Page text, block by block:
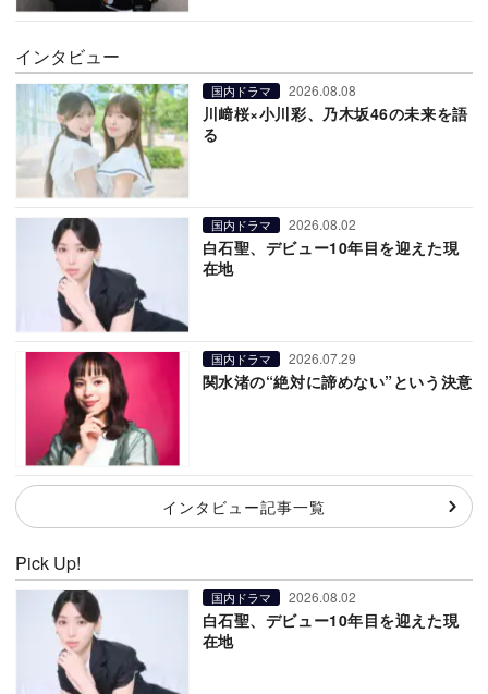
インタビュー
国内ドラマ 2026.08.08
川﨑桜×小川彩、乃木坂46の未来を語
る
国内ドラマ 2026.08.02
白石聖、デビュー10年目を迎えた現
在地
国内ドラマ 2026.07.29
関水渚の“絶対に諦めない”という決意
インタビュー記事一覧
Pick Up!
国内ドラマ 2026.08.02
白石聖、デビュー10年目を迎えた現
在地